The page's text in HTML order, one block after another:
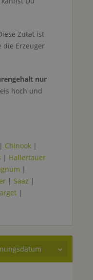
Zutat ist
die Erzeuger
nur
hoch und
| Chinook |
| Hallertauer
|
| Saaz |
|